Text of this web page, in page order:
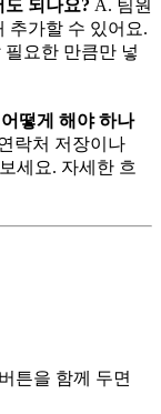
되나요? A. 팀원
추가할 수 있어요.
요한 만큼만 넣
떻게 해야 하나
락처 저장이나
세요. 자세한 흐
튼을 함께 두면